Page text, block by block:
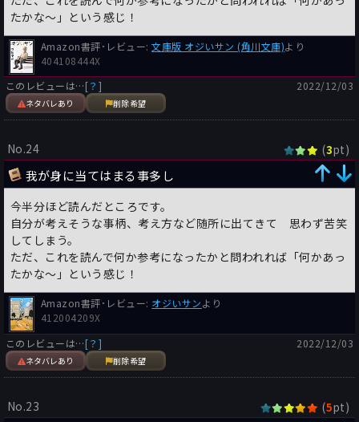
たかな～」という感じ！
Amazon書評･レビュー:文庫版 オジいサン (角川文庫)より
404108444X
このレビューは…[？]
ネタバレあり 削除希望
2022/12/03
No.24 (3pt)
我が身に当てはまる事多し
今半分ほど読んだところです。
自分が考えそうな事柄、考え方など随所に出てきて 思わず苦笑
してしまう。
ただ、これを読んで何か参考になったかと問われれば「何かあっ
たかな～」という感じ！
Amazon書評･レビュー: オジいサンより
412004209X
このレビューは…[？]
ネタバレあり 削除希望
2022/12/03
No.23 (5pt)